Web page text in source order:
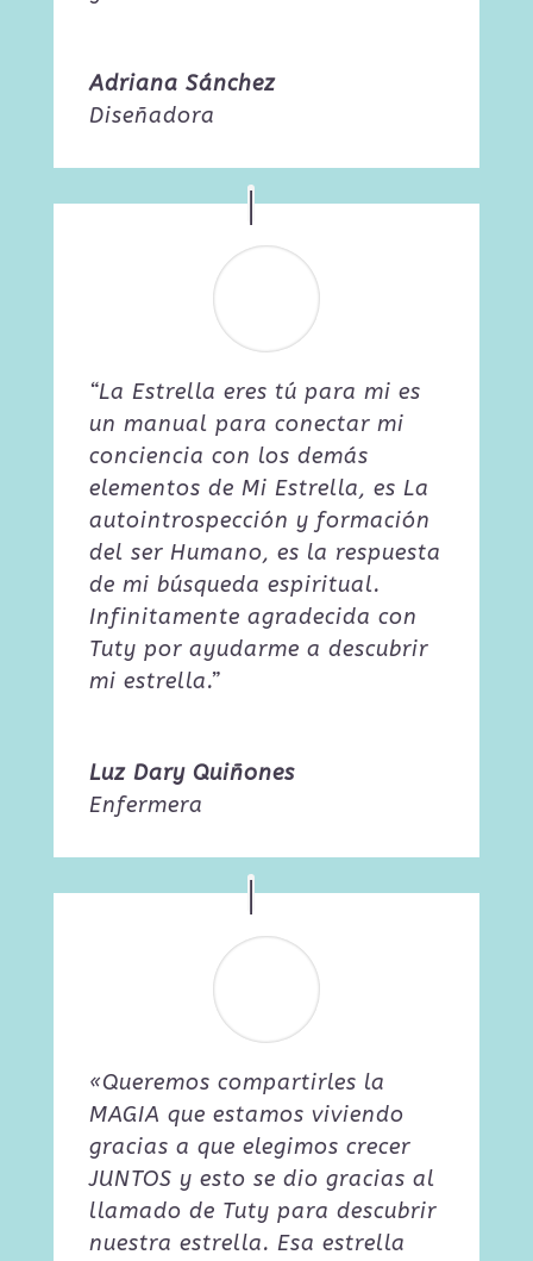
Adriana Sánchez
Diseñadora
“La Estrella eres tú para mi es
un manual para conectar mi
conciencia con los demás
elementos de Mi Estrella, es La
autointrospección y formación
del ser Humano, es la respuesta
de mi búsqueda espiritual.
Infinitamente agradecida con
Tuty por ayudarme a descubrir
mi estrella.”
Luz Dary Quiñones
Enfermera
«Queremos compartirles la
MAGIA que estamos viviendo
gracias a que elegimos crecer
JUNTOS y esto se dio gracias al
llamado de Tuty para descubrir
nuestra estrella. Esa estrella